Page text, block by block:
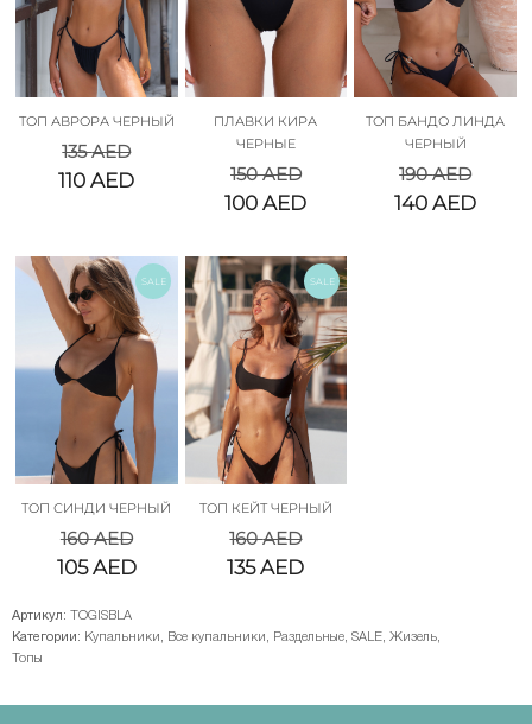
ТОП АВРОРА ЧЕРНЫЙ
135AED
110AED
ПЛАВКИ КИРА
ЧЕРНЫЕ
150AED
100AED
ТОП БАНДО ЛИНДА
ЧЕРНЫЙ
190AED
140AED
SALE
ТОП СИНДИ ЧЕРНЫЙ
160AED
105AED
SALE
ТОП КЕЙТ ЧЕРНЫЙ
160AED
135AED
Артикул:
TOGISBLA
Категории: Купальники Все купальники Раздельные SALE Жизель
Топы